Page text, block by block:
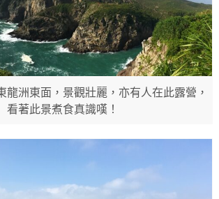
龍洲東面，景觀壯麗，亦有人在此露營，
看著此景煮食真識嘆！